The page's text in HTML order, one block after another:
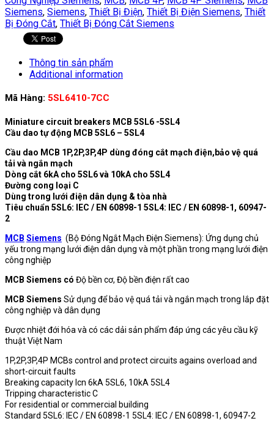
Siemens, Siemens, Thiết Bị Điện, Thiết Bị Điện Siemens, Thiết
Bị Đóng Cắt, Thiết Bị Đóng Cắt Siemens
Thông tin sản phẩm
Additional information
Mã Hàng: 5SL6410-7CC
Miniature circuit breakers MCB 5SL6 -5SL4
Cầu dao tự động MCB 5SL6 – 5SL4
Cầu dao MCB 1P,2P,3P,4P dùng đóng cắt mạch điện,bảo vệ quá
tải và ngắn mạch
Dòng cắt 6kA cho 5SL6 và 10kA cho 5SL4
Đường cong loại C
Dùng trong lưới điện dân dụng & tòa nhà
Tiêu chuẩn 5SL6: IEC / EN 60898-1 5SL4: IEC / EN 60898-1, 60947-
2
MCB Siemens (Bộ Đóng Ngắt Mạch Điện Siemens): Ứng dụng chủ
yếu trong mạng lưới điện dân dụng và một phần trong mạng lưới điện
công nghiệp
MCB Siemens có Độ bền cơ, Độ bền điện rất cao
MCB Siemens Sử dụng để bảo vệ quá tải và ngắn mạch trong lắp đặt
công nghiệp và dân dụng
Được nhiệt đới hóa và có các dải sản phẩm đáp ứng các yêu cầu kỹ
thuật Việt Nam
1P,2P,3P,4P MCBs control and protect circuits agains overload and
short-circuit faults
Breaking capacity Icn 6kA 5SL6, 10kA 5SL4
Tripping characteristic C
For residential or commercial building
Standard 5SL6: IEC / EN 60898-1 5SL4: IEC / EN 60898-1, 60947-2